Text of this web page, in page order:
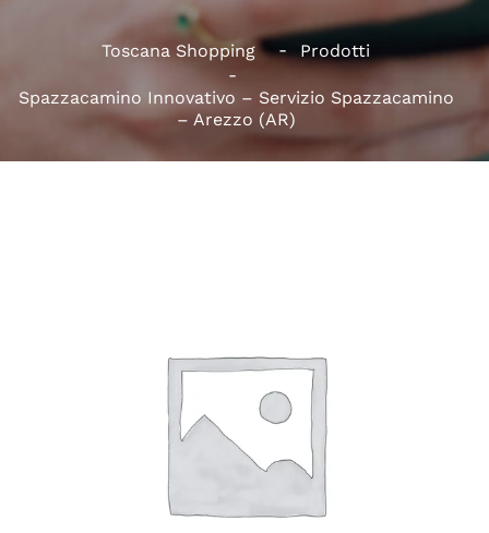
Toscana Shopping Prodotti
Spazzacamino Innovativo – Servizio Spazzacamino
– Arezzo (AR)